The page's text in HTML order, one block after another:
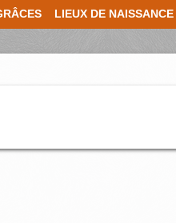
LIEUX DE NAISSANCE